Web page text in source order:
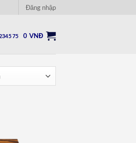
Đăng nhập
75 0 VNĐ